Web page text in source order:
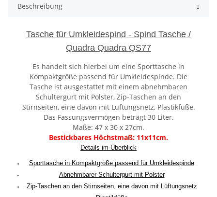
Beschreibung
Tasche für Umkleidespind - Spind Tasche /
Quadra Quadra QS77
Es handelt sich hierbei um eine Sporttasche in
Kompaktgröße passend für Umkleidespinde. Die
Tasche ist ausgestattet mit einem abnehmbaren
Schultergurt mit Polster, Zip-Taschen an den
Stirnseiten, eine davon mit Lüftungsnetz, Plastikfüße.
Das Fassungsvermögen beträgt 30 Liter.
Maße: 47 x 30 x 27cm.
Bestickbares Höchstmaß: 11x11cm.
Details im Überblick
Sporttasche in Kompaktgröße passend für Umkleidespinde
Abnehmbarer Schultergurt mit Polster
Zip-Taschen an den Stirnseiten, eine davon mit Lüftungsnetz